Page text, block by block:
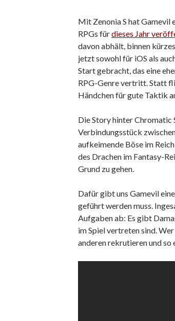
Mit Zenonia S hat Gamevil
RPGs fürdieses Jahr
davon abhält, binnen
jetzt sowohl für iOS als
Start gebracht, das eine
RPG-Genre vertritt. Statt
Händchen für gute Taktik
Die Story hinter Chromatic
Verbindungsstück
aufkeimende Böse im
des Drachen im Fantasy-
Grund zu gehen.
Dafür gibt uns Gamevil
geführt werden muss.
Aufgaben ab: Es gibt
im Spiel vertreten sind.
anderen rekrutieren und so